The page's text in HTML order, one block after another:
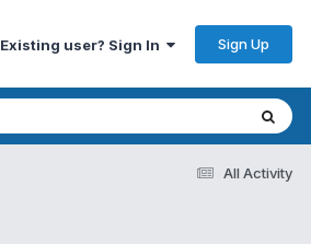
Existing user? Sign In Sign Up
All Activity